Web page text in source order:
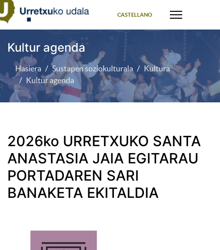
CASTELLANO
Kultur agenda
Hasiera Sustapen soziokulturala
Kultura
Kultur agenda
2026ko URRETXUKO SANTA
ANASTASIA JAIA EGITARAU
PORTADAREN SARI
BANAKETA EKITALDIA